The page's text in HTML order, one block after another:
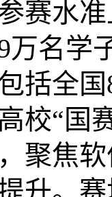
赛水
万名学
括全
校“国
聚焦